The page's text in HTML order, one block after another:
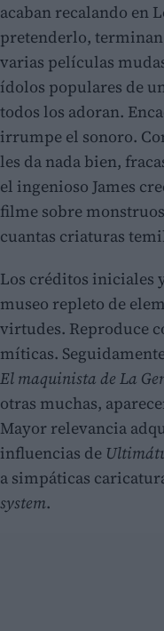
acaban recalando en
pretenderlo,
varias películas
ídolos populares de
todos los adoran.
irrumpe el sonoro.
les da nada bien,
el ingenioso James
filme sobre
cuantas criaturas
Los créditos iniciales
museo repleto de
virtudes. Reproduce
míticas.
El maquinista de La
otras muchas,
Mayor relevancia
influencias de
a simpáticas
system.